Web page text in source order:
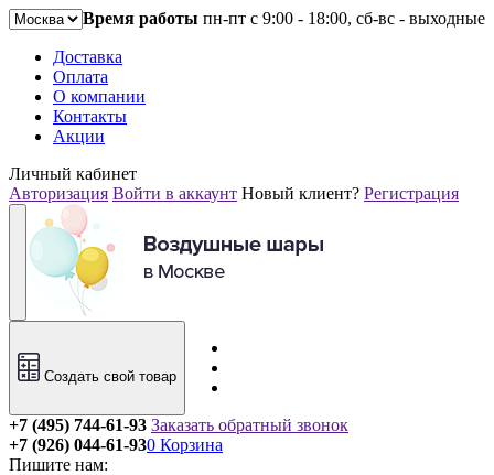
Время работы пн-пт с 9:00 - 18:00, сб-вс - выходные
Доставка
Оплата
О компании
Контакты
Акции
Личный кабинет
Авторизация Войти в аккаунт Новый клиент? Регистрация
Создать свой товар
+7 (495) 744-61-93 Заказать обратный звонок
+7 (926) 044-61-93
Пишите нам:
0 Корзина